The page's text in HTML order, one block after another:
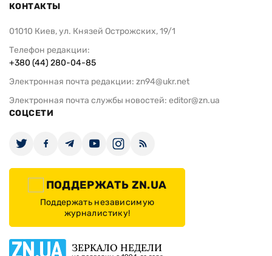
КОНТАКТЫ
01010 Киев, ул. Князей Острожских, 19/1
Телефон редакции:
+380 (44) 280-04-85
Электронная почта редакции: zn94@ukr.net
Электронная почта службы новостей: editor@zn.ua
СОЦСЕТИ
ПОДДЕРЖАТЬ ZN.UA
Поддержать независимую
журналистику!
ЗЕРКАЛО НЕДЕЛИ